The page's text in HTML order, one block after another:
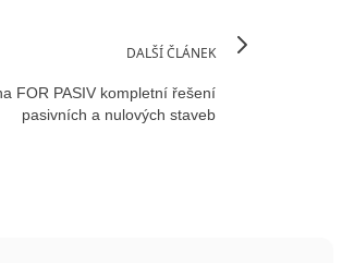
DALŠÍ ČLÁNEK
FOR PASIV kompletní řešení
pasivních a nulových staveb